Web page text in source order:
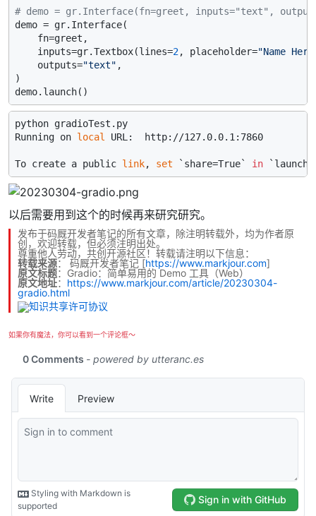
# demo = gr.Interface(fn=greet, inputs="text",
demo = gr.Interface(
    fn=greet,
    inputs=gr.Textbox(lines=
2, placeholder="Name
    outputs=
"text" ,
)
python gradioTest.py
Running on local URL:  http://127.0.0.1:7860
To create a public link, set `share=True` in
以后需要用到这个的时候再来研究研究。
发布于码厩开发者笔记的所有文章，除注明转载外，均为作者原
创，欢迎转载，但必须注明出处。
尊重他人劳动，共创开源社区！转载请注明以下信息：
转载来源： 码厩开发者笔记 [https://www.markjour.com]
原文标题：Gradio：简单易用的 Demo 工具（Web）
原文地址： https://www.markjour.com/article/20230304-
gradio.html
如果你有魔法，你可以看到一个评论框～